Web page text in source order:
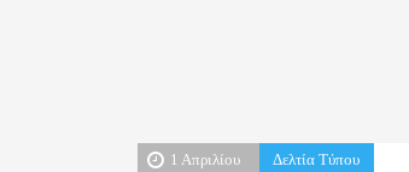
1 Απριλίου Δελτία Τύπου